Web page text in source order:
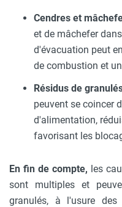
Cendres et
et de mâchefer
d'évacuation peut
de combustion et
Résidus de
peuvent se coincer
d'alimentation,
favorisant les
En fin de compte, les
sont multiples et
granulés, à l'usure